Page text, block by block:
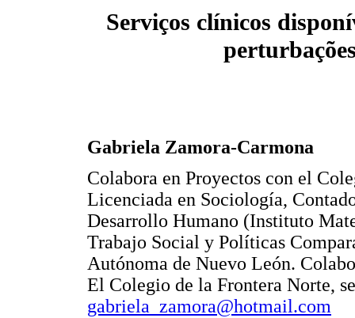
Serviços clínicos
Gabriela Zamora-Carmona
Colabora en Proyectos con el
Licenciada en Sociología,
Desarrollo Humano (Instituto
Trabajo Social y Políticas
Autónoma de Nuevo León.
El Colegio de la Frontera Norte,
gabriela_zamora@hotmail.com